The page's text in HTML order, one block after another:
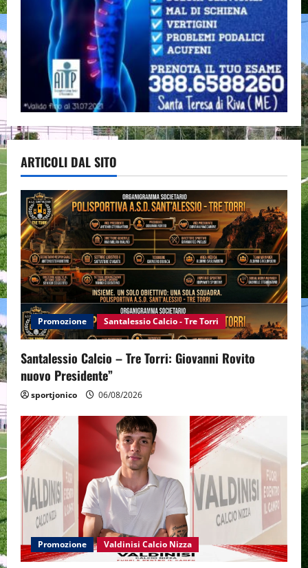
ARTICOLI DAL SITO
Promozione Santalessio Calcio - Tre Torri
Santalessio Calcio – Tre Torri: Giovanni Rovito
nuovo Presidente”
sportjonico 06/08/2026
Promozione Valdinisi Calcio Nizza